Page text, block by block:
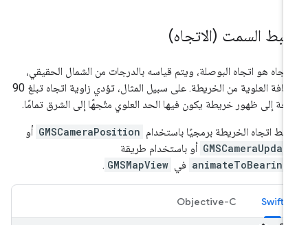
السمت (الاتجاه)
هو اتجاه البوصلة، ويتم قياسه بالدرجات من الشمال الحقيقي،
للحافة العلوية من الخريطة. على سبيل المثال، تؤدي زاوية اتجاه تبلغ 90
إلى ظهور خريطة يكون فيها الحد العلوي متّجهًا إلى الشرق تمامًا.
اتجاه الخريطة برمجيًا باستخدام GMSCameraPosition أو
أو باستخدام طريقة
في GMSMapView
.
Swift
Objective-C